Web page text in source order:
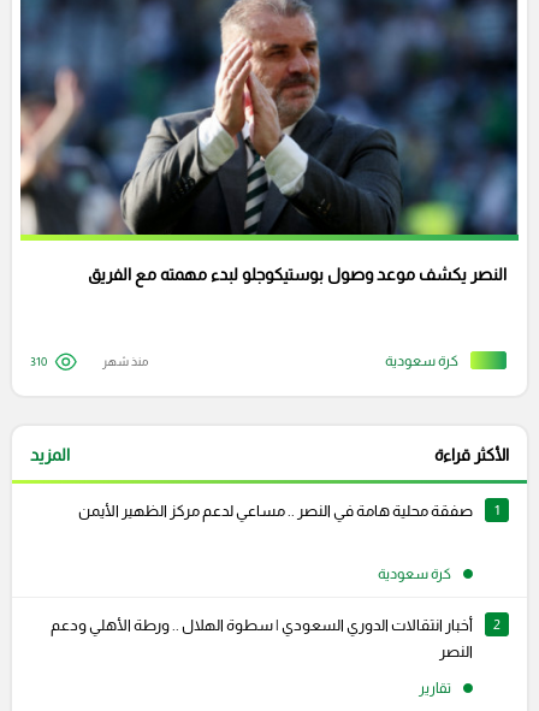
كرة سعودية
النصر يكشف موعد وصول بوستيكوجلو لبدء مهمته مع الفريق
منذ شهر 310
الأكثر قراءة المزيد
1 صفقة محلية هامة في النصر .. مساعي لدعم مركز الظهير الأيمن
كرة سعودية
2
أخبار انتقالات الدوري السعودي | سطوة الهلال .. ورطة الأهلي ودعم
النصر
تقارير